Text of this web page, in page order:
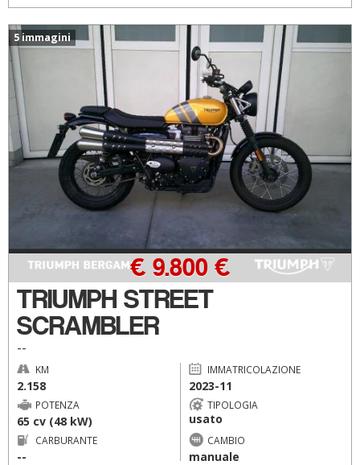
5 immagini
TRIUMPH STREET
SCRAMBLER
--
€ 9.800 €
KM
2.158
IMMATRICOLAZIONE
2023-11
POTENZA
65 cv (48 kW)
TIPOLOGIA
usato
CARBURANTE
--
CAMBIO
manuale